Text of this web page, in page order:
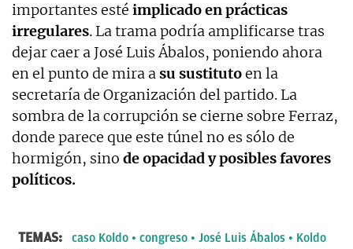
importantes esté implicado en prácticas
irregulares. La trama podría amplificarse tras
dejar caer a José Luis Ábalos, poniendo ahora
en el punto de mira asu sustitutoen la
secretaría de Organización del partido. La
sombra de la corrupción se cierne sobre Ferraz,
donde parece que este túnel no es sólo de
hormigón, sino de opacidad y posibles favores
políticos.
TEMAS: caso Koldo congreso José Luis Ábalos
Koldo